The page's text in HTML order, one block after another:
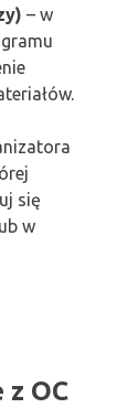
– w
się
w
OC